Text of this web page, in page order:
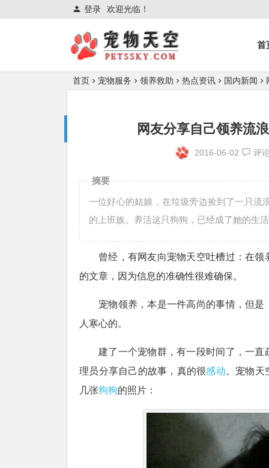
欢迎光临！
登录
首
首页 宠物服务 领养救助 热点资讯 国内新闻
网友分享自己领养流
2016-06-02 评
摘要
一位好心的姑娘，在垃圾旁边捡到了一只流
的上班族。养活这只狗狗，已经成了她的生
曾经，有网友向宠物天空吐槽过：在
的文章，因为信息的准确性很难确保。
宠物领养，本是一件高尚的事情，但
人寒心的。
建了一个宠物群，有一段时间了，一
理员分享自己的故事，真的很感动。宠物天
几张狗狗的照片：